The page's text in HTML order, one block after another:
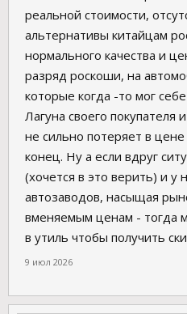
реальной стоимости,
альтернативы китайцам
нормального качества и
разряд роскоши, на
которые когда -то мог
Лагуна своего покупателя
не сильно потеряет в
конец. Ну а если вдруг
(хочется в это верить) и у
автозаводов, насыщая
вменяемым ценам - тогда
в утиль чтобы получить
9 июл 2026